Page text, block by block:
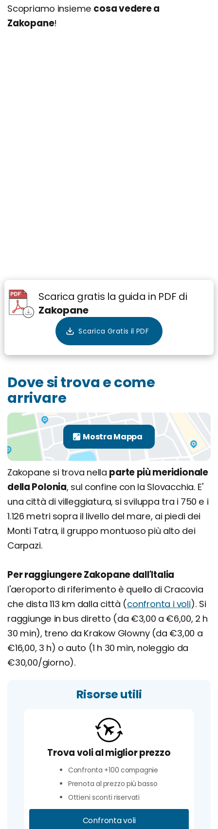
Scopriamo insieme cosa vedere a
Zakopane!
Scarica gratis la guida in PDF di
Zakopane
Dove si trova e come
arrivare
Zakopane si trova nella parte più meridionale
della Polonia, sul confine con la Slovacchia. E'
una città di villeggiatura, si sviluppa tra i 750 e i
1.126 metri sopra il livello del mare, ai piedi dei
Monti Tatra, il gruppo montuoso più alto dei
Carpazi.
Per raggiungere Zakopane dall'Italia
l'aeroporto di riferimento è quello di Cracovia
che dista 113 km dalla città (confronta i voli). Si
raggiunge in bus diretto (da €3,00 a €6,00, 2 h
30 min), treno da Krakow Glowny (da €3,00 a
€16,00, 3 h) o auto (1 h 30 min, noleggio da
€30,00/giorno).
Risorse utili
Trova voli al miglior prezzo
Confronta +100 compagnie
Prenota al prezzo più basso
Ottieni sconti riservati
Confronta voli